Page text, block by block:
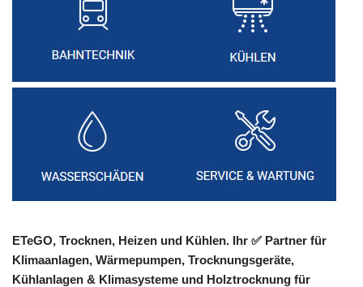
ETeGO, Trocknen, Heizen und Kühlen. Ihr ✅ Partner für
Klimaanlagen, Wärmepumpen, Trocknungsgeräte,
Kühlanlagen & Klimasysteme und Holztrocknung für